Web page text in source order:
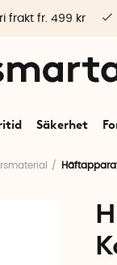
Säkerhet
frakt fr. 499 kr